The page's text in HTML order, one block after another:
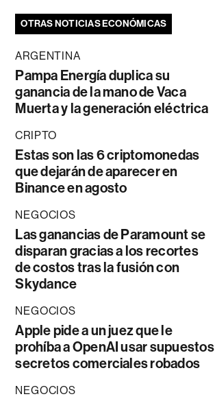
OTRAS NOTICIAS ECONÓMICAS
ARGENTINA
Pampa Energía duplica su
ganancia de la mano de Vaca
Muerta y la generación eléctrica
CRIPTO
Estas son las 6 criptomonedas
que dejarán de aparecer en
Binance en agosto
NEGOCIOS
Las ganancias de Paramount se
disparan gracias a los recortes
de costos tras la fusión con
Skydance
NEGOCIOS
Apple pide a un juez que le
prohíba a OpenAI usar supuestos
secretos comerciales robados
NEGOCIOS